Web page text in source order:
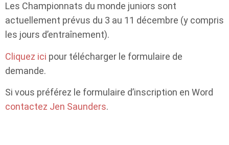
Les Championnats du monde juniors sont
actuellement prévus du 3 au 11 décembre (y compris
les jours d’entraînement).
Cliquez ici pour télécharger le formulaire de
demande.
Si vous préférez le formulaire d’inscription en Word
contactez Jen Saunders.